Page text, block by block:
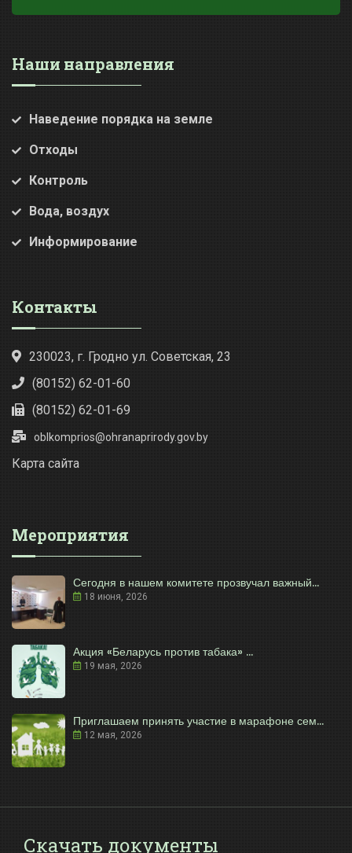
Наши направления
Наведение порядка на земле
Отходы
Контроль
Вода, воздух
Информирование
Контакты
230023, г. Гродно ул. Советская, 23
(80152) 62-01-60
(80152) 62-01-69
oblkomprios@ohranaprirody.gov.by
Карта сайта
Мероприятия
Сегодня в нашем комитете прозвучал важный...
18 июня, 2026
Акция «Беларусь против табака» ...
19 мая, 2026
Приглашаем принять участие в марафоне сем...
12 мая, 2026
Скачать документы